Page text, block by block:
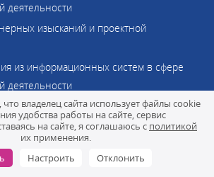
деятельности
изысканий и проектной
из информационных систем в сфере
деятельности
и иные сведения о
деятельности
и застройки
владелец сайта использует файлы cookie
удобства работы на сайте, сервис
на сайте, я соглашаюсь с политикой
их применения.
Настроить Отклонить